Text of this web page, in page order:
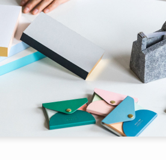
がいっぱいの、デルフォ